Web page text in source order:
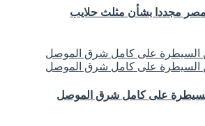
مجددا بشأن مثلث حلايب
السيطرة على كامل شرق الموصل